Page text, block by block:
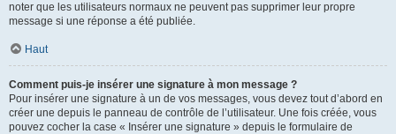
noter que les utilisateurs normaux ne peuvent pas supprimer leur propre
message si une réponse a été publiée.
Haut
Comment puis-je insérer une signature à mon message ?
Pour insérer une signature à un de vos messages, vous devez tout d’abord en
créer une depuis le panneau de contrôle de l’utilisateur. Une fois créée, vous
pouvez cocher la case « Insérer une signature » depuis le formulaire de